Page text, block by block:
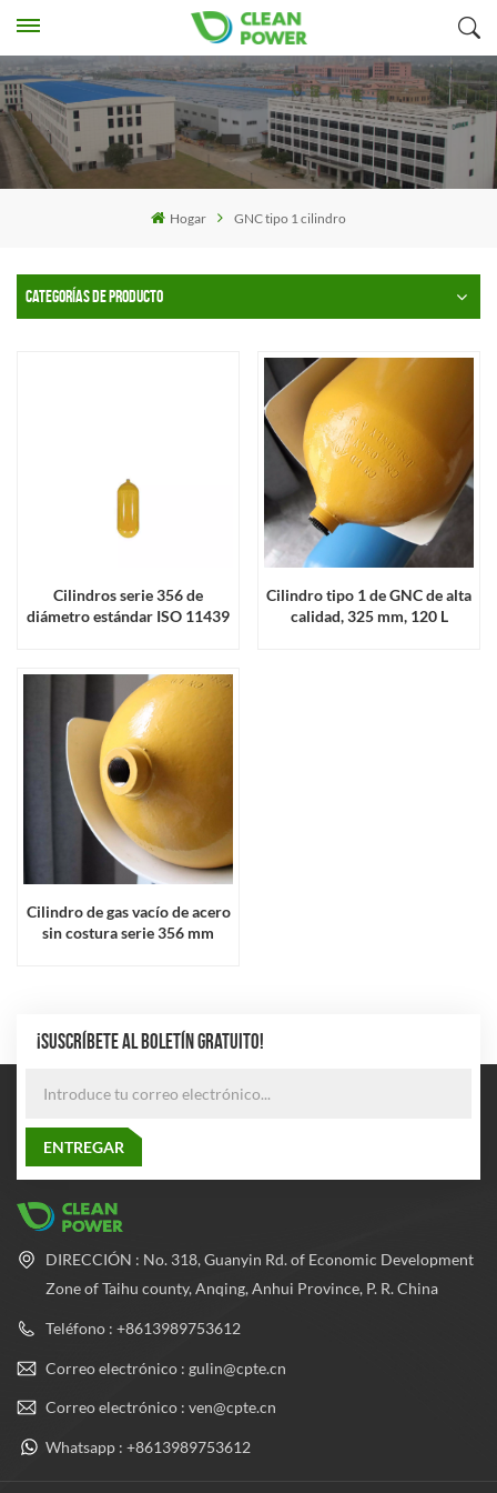
Hogar GNC tipo 1 cilindro
CATEGORÍAS DE PRODUCTO
Cilindros serie 356 de
diámetro estándar ISO 11439
Cilindro tipo 1 de GNC de alta
calidad, 325 mm, 120 L
Cilindro de gas vacío de acero
sin costura serie 356 mm
¡SUSCRÍBETE AL BOLETÍN GRATUITO!
DIRECCIÓN : No. 318, Guanyin Rd. of Economic Development
Zone of Taihu county, Anqing, Anhui Province, P. R. China
Teléfono : +8613989753612
Correo electrónico : gulin@cpte.cn
Correo electrónico : ven@cpte.cn
Whatsapp : +8613989753612